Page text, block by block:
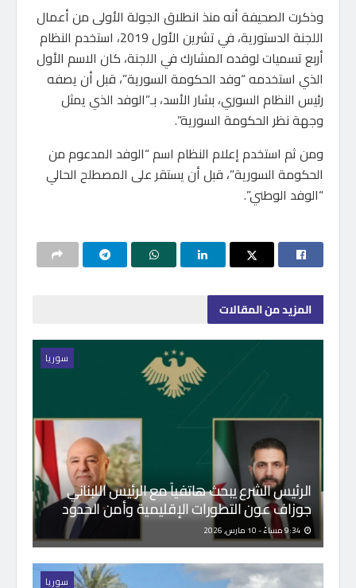
وذكرت الصحيفة أنه منذ انطلاق الجولة الأولى من أعمال
اللجنة الدستورية، في تشرين الأول 2019، استخدم النظام
أربع تسميات لوفده المشارك في اللجنة، كان الاسم الأول
الذي استخدمه “وفد الحكومة السورية”، قبل أن يصفه
رئيس النظام السوري، بشار الأسد، بـ”الوفد الذي يمثل
وجهة نظر الحكومة السورية”.
ومن ثم استخدم إعلام النظام اسم “الوفد المدعوم من
الحكومة السورية”، قبل أن يستقر على المصطلح الحالي
“الوفد الوطني”.
المزيدمن المقالات
سوريا
الرئيس الشرع يبحث هاتفياً مع الرئيس اللبناني
جوزاف عون التطورات الإقليمية وأمن الحدود
سوريا